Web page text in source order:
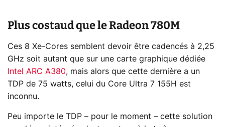
Plus costaud que le Radeon 780M
Ces 8 Xe-Cores semblent devoir être cadencés à 2,25
GHz soit autant que sur une carte graphique dédiée
Intel ARC A380, mais alors que cette dernière a un
TDP de 75 watts, celui du Core Ultra 7 155H est
inconnu.
Peu importe le TDP – pour le moment – cette solution